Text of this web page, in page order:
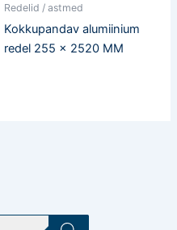
Redelid / astmed
Kokkupandav alumiinium
redel 255 x 2520 MM